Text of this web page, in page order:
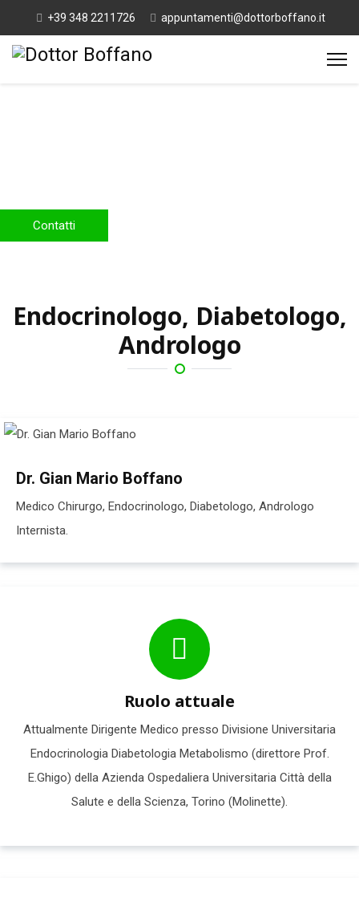
+39 348 2211726 appuntamenti@dottorboffano.it
Contatti
Endocrinologo, Diabetologo,
Andrologo
Dr. Gian Mario Boffano
Medico Chirurgo, Endocrinologo, Diabetologo, Andrologo
Internista.
Ruolo attuale
Attualmente Dirigente Medico presso Divisione Universitaria
Endocrinologia Diabetologia Metabolismo (direttore Prof.
E.Ghigo) della Azienda Ospedaliera Universitaria Città della
Salute e della Scienza, Torino (Molinette).